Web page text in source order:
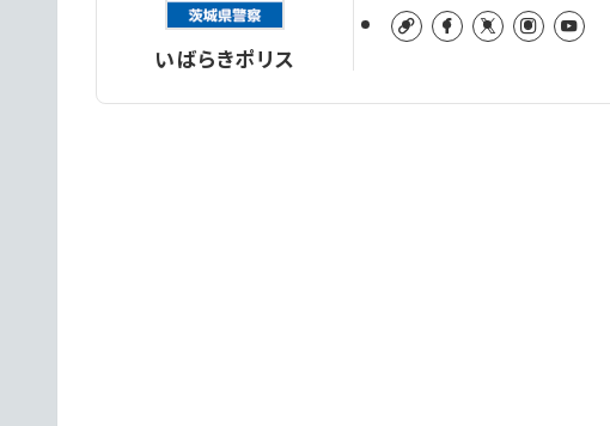
いばらきポリス